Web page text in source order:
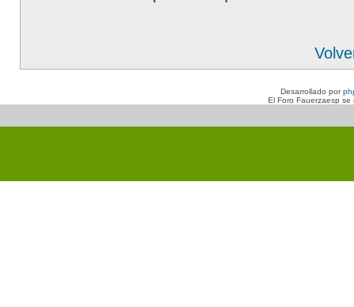
Desarrollado por
El Foro Fauerzaesp